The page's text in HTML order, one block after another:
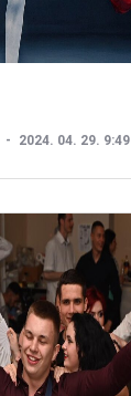
2024. 04. 29. 9:49